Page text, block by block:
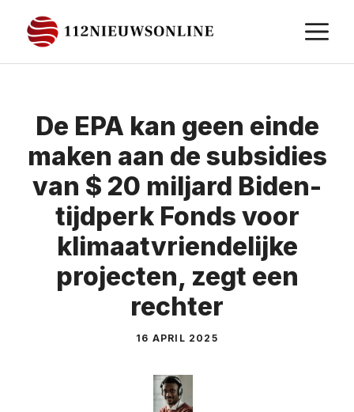
naar
de
De EPA kan geen einde
maken aan de subsidies
van $ 20 miljard Biden-
tijdperk Fonds voor
klimaatvriendelijke
projecten, zegt een
rechter
16 APRIL 2025